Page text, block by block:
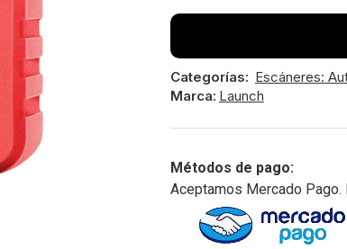
Categorías: Escáneres:
Marca: Launch
Métodos de pago:
Aceptamos Mercado Pago.